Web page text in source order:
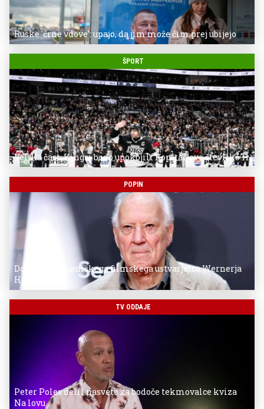
Ruske 'črne vdove': upajo, da jim može čim prej ubijejo
ŠPORT
Velika čast: Kingsi bodo upokojili Kopitarjevo številko 11
POPIN
Donostia za nemškega filmskega ustvarjalca Wernerja
Herzoga
TV ODDAJE
Peter Poles delil nasvete za bodoče tekmovalce kviza
Na lovu